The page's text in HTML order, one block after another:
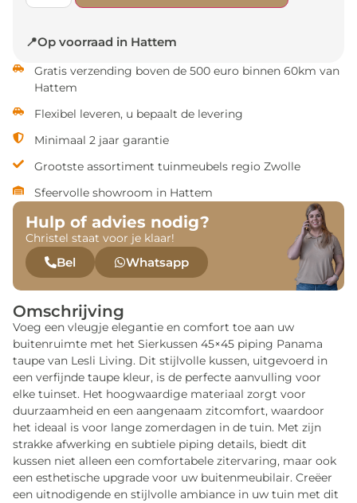
📍Op voorraad in Hattem
Gratis verzending boven de 500 euro binnen 60km van
Hattem
Flexibel leveren, u bepaalt de levering
Minimaal 2 jaar garantie
Grootste assortiment tuinmeubels regio Zwolle
Sfeervolle showroom in Hattem
Hulp of advies nodig?
Christel staat voor je klaar!
Bel Whatsapp
Omschrijving
Voeg een vleugje elegantie en comfort toe aan uw
buitenruimte met het Sierkussen 45×45 piping Panama
taupe van Lesli Living. Dit stijlvolle kussen, uitgevoerd in
een verfijnde taupe kleur, is de perfecte aanvulling voor
elke tuinset. Het hoogwaardige materiaal zorgt voor
duurzaamheid en een aangenaam zitcomfort, waardoor
het ideaal is voor lange zomerdagen in de tuin. Met zijn
strakke afwerking en subtiele piping details, biedt dit
kussen niet alleen een comfortabele zitervaring, maar ook
een esthetische upgrade voor uw buitenmeubilair. Creëer
een uitnodigende en stijlvolle ambiance in uw tuin met dit